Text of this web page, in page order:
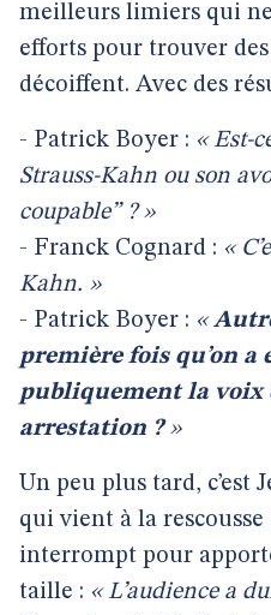
meilleurs limiers qui
efforts pour trouver
décoiffent. Avec des
- Patrick Boyer : « Est-
Strauss-Kahn ou son
coupable” ? »
- Franck Cognard : «
Kahn. »
- Patrick Boyer : «
première fois qu’on a
publiquement la voix
arrestation ?»
Un peu plus tard, c’est
qui vient à la
interrompt pour
taille : « L’audience a